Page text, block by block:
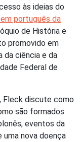
às ideias do
português da
de História e
promovido em
da ciência e da
Federal de
Fleck discute como
são formados
eventos da
nova doença